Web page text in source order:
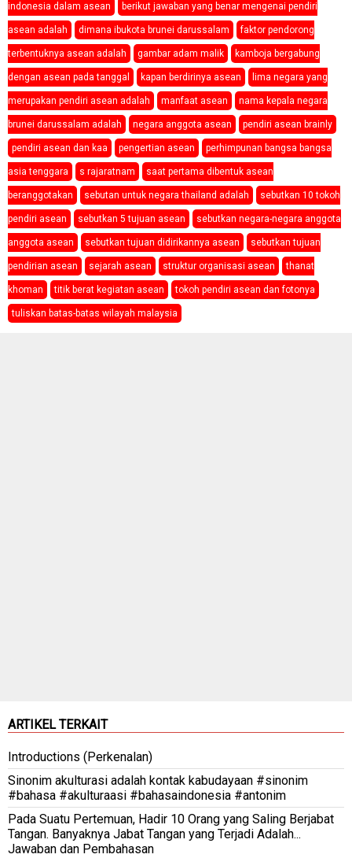
indonesia dalam asean berikut jawaban yang benar mengenai pendiri
asean adalah dimana ibukota brunei darussalam faktor pendorong
terbentuknya asean adalah gambar adam malik kamboja bergabung
dengan asean pada tanggal kapan berdirinya asean lima negara yang
merupakan pendiri asean adalah manfaat asean nama kepala negara
brunei darussalam adalah negara anggota asean pendiri asean brainly
pendiri asean dan kaa pengertian asean perhimpunan bangsa bangsa
asia tenggara s rajaratnam saat pertama dibentuk asean
beranggotakan sebutan untuk negara thailand adalah sebutkan 10 tokoh
pendiri asean sebutkan 5 tujuan asean sebutkan negara-negara anggota
anggota asean sebutkan tujuan didirikannya asean sebutkan tujuan
pendirian asean sejarah asean struktur organisasi asean thanat
khoman titik berat kegiatan asean tokoh pendiri asean dan fotonya
tuliskan batas-batas wilayah malaysia
ARTIKEL TERKAIT
Introductions (Perkenalan)
Sinonim akulturasi adalah kontak kabudayaan #sinonim
#bahasa #akulturaasi #bahasaindonesia #antonim
Pada Suatu Pertemuan, Hadir 10 Orang yang Saling Berjabat
Tangan. Banyaknya Jabat Tangan yang Terjadi Adalah...
Jawaban dan Pembahasan